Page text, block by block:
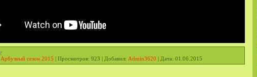
Арбузный сезон 2015 | Просмотров: 923 | Добавил: Admin3620 | Дата: 01.06.2015